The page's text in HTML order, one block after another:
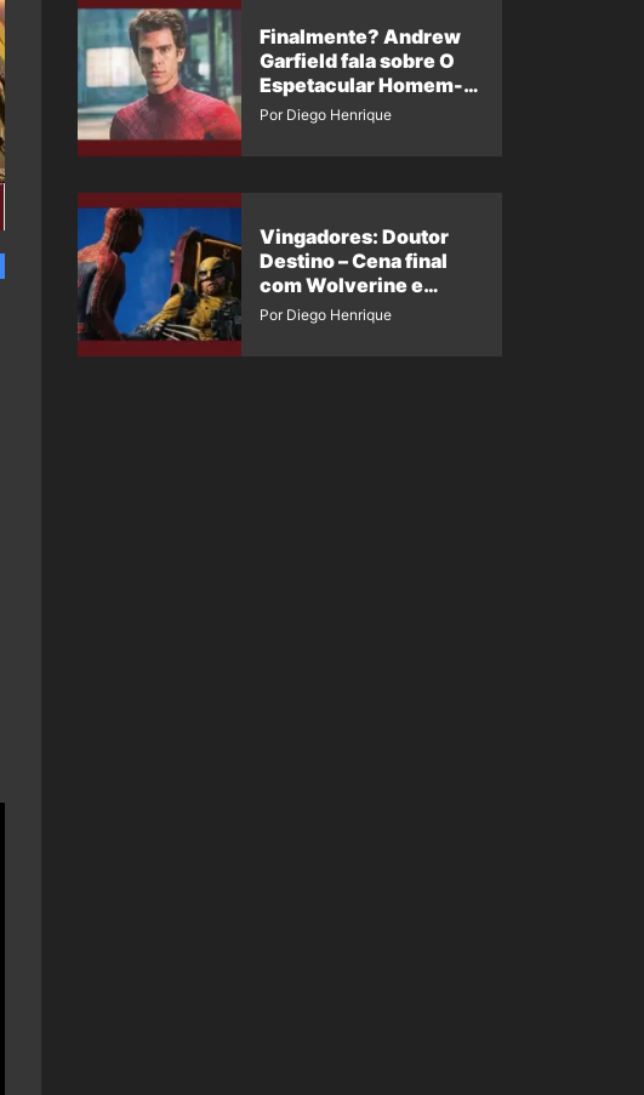
Finalmente? Andrew
Garfield fala sobre O
Espetacular Homem-
Aranha 3
Por Diego Henrique
Vingadores: Doutor
Destino – Cena final
com Wolverine e
Homem-Aranha de
Por Diego Henrique